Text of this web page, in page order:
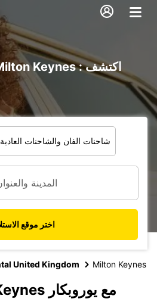
شاحنات الفان والشاحنات العادية
اختر موقع
United Kingdom Milton Keynes
اكتشف Milton Keynes مع يوروبكار